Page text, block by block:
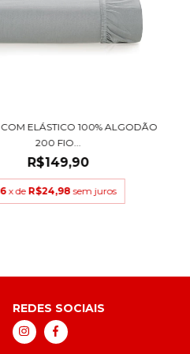
ELÁSTICO 100% ALGODÃO
200 FIO...
R$149,90
6 x de R$24,98 sem juros
REDES SOCIAIS